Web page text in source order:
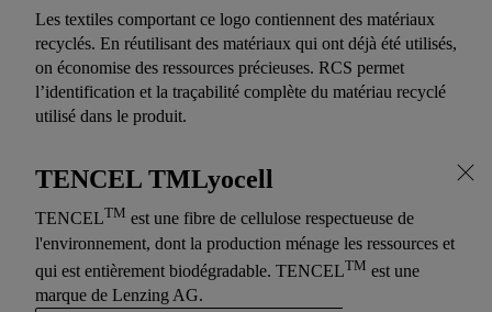
Les textiles comportant ce logo contiennent des matériaux
recyclés. En réutilisant des matériaux qui ont déjà été utilisés,
on économise des ressources précieuses. RCS permet
l’identification et la traçabilité complète du matériau recyclé
utilisé dans le produit.
TENCEL TMLyocell
TENCELTM est une fibre de cellulose respectueuse de
l'environnement, dont la production ménage les ressources et
qui est entièrement biodégradable. TENCELTM est une
marque de Lenzing AG.